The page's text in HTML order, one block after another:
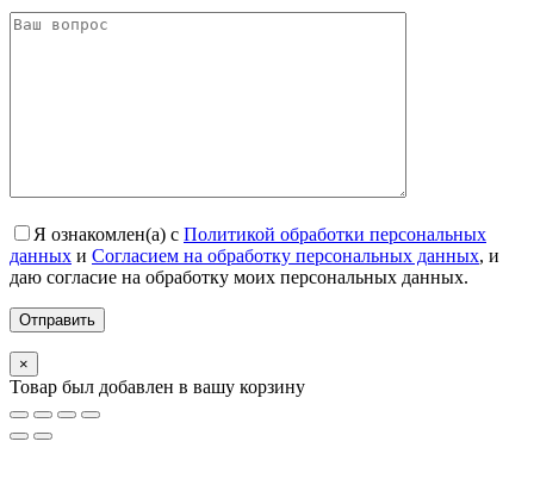
Я ознакомлен(а) с Политикой обработки персональных
данных и Согласием на обработку персональных данных, и
даю согласие на обработку моих персональных данных.
×
Товар был добавлен в вашу корзину